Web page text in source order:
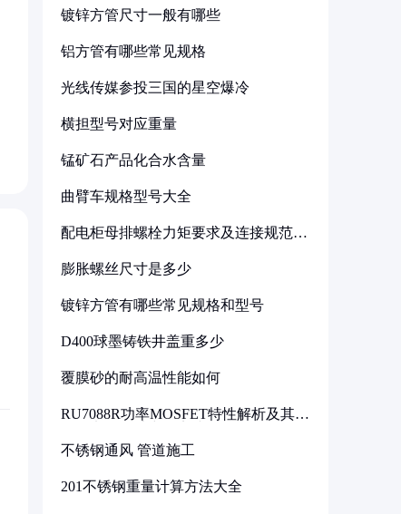
镀锌方管尺寸一般有哪些
铝方管有哪些常见规格
光线传媒参投三国的星空爆冷
横担型号对应重量
锰矿石产品化合水含量
曲臂车规格型号大全
配电柜母排螺栓力矩要求及连接规范详
膨胀螺丝尺寸是多少
镀锌方管有哪些常见规格和型号
D400球墨铸铁井盖重多少
覆膜砂的耐高温性能如何
RU7088R功率MOSFET特性解析及其在
不锈钢通风 管道施工
201不锈钢重量计算方法大全